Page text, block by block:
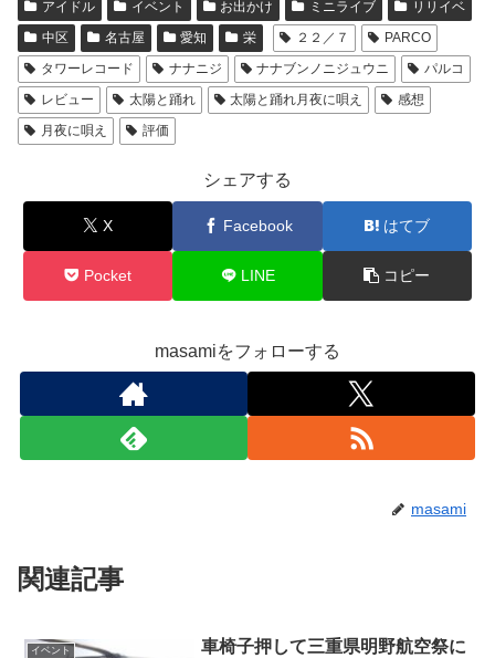
アイドル イベント お出かけ ミニライブ
リリイベ
中区
名古屋 愛知 栄 ２２／７
PARCO
タワーレコード
ナナニジ ナナブンノニジュウニ
パルコ
レビュー
太陽と踊れ 太陽と踊れ月夜に唄え
感想
月夜に唄え
評価
シェアする
X Facebook はてブ
Pocket LINE コピー
masamiをフォローする
masami
関連記事
イベント
車椅子押して三重県明野航空祭に